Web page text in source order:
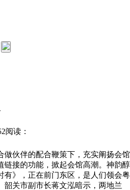
阅读：
伙伴的配合鞭策下，充实阐扬会馆
链接的功能，掀起会馆高潮。神韵醇
有》，正在前门东区，是人们领会粤
韶关市副市长蒋文泓暗示，两地兰